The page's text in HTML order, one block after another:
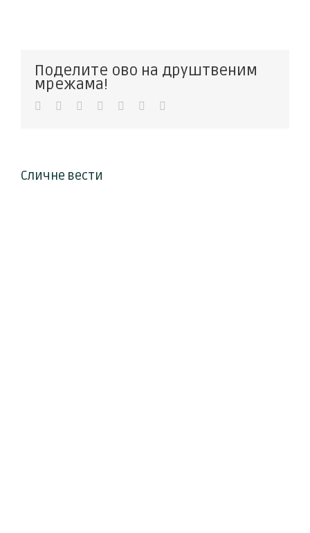
Поделите ово на друштвеним
мрежама!
Facebook
TwitterLinkedInWhatsAppPinterest
Сличне вести